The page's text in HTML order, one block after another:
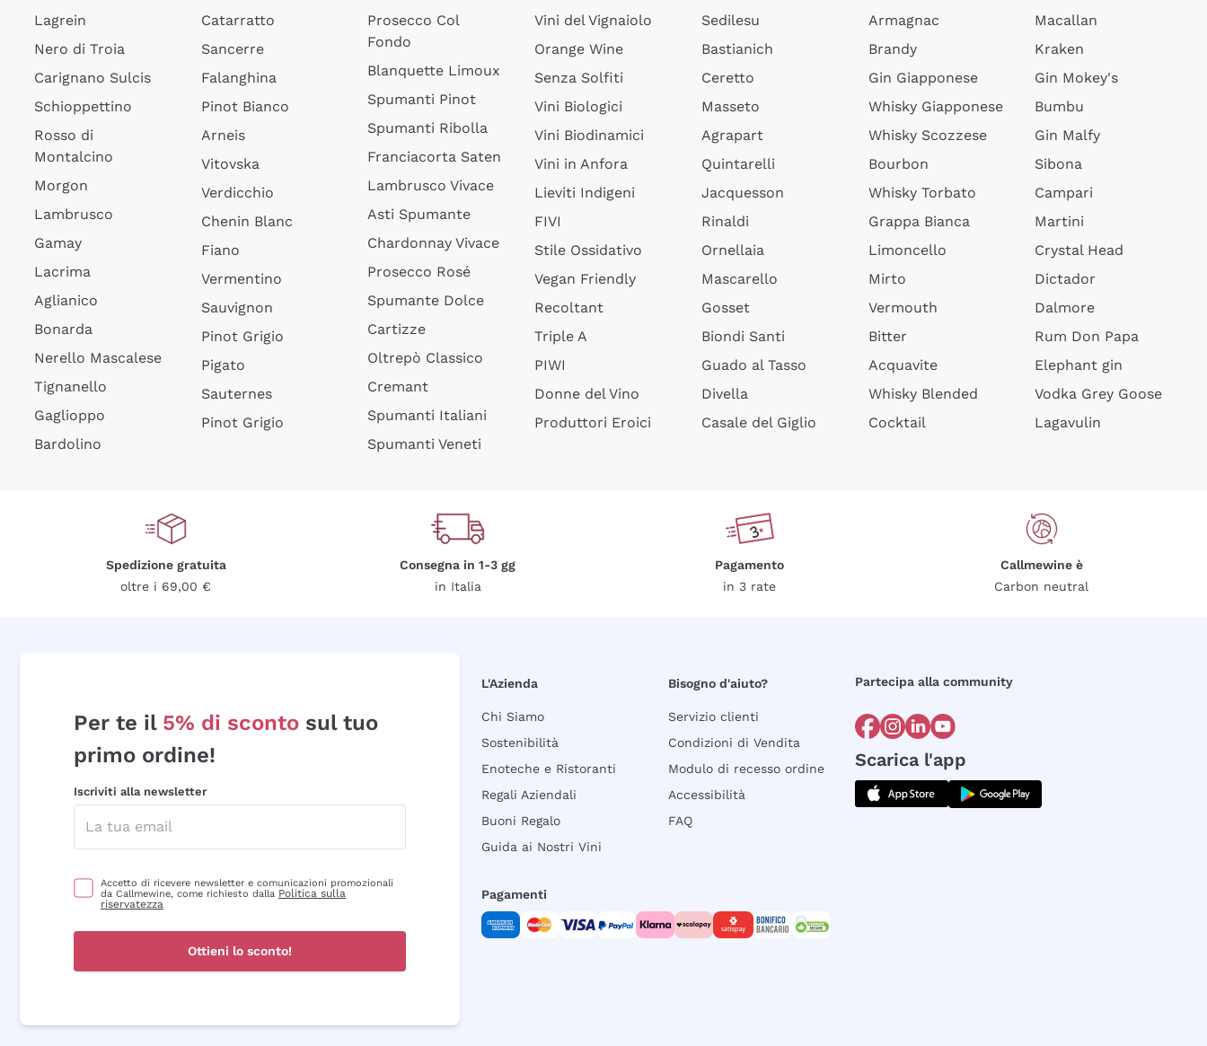
Lagrein
Nero di Troia
Carignano Sulcis
Schioppettino
Rosso di
Montalcino
Morgon
Lambrusco
Gamay
Lacrima
Aglianico
Bonarda
Nerello Mascalese
Tignanello
Gaglioppo
Bardolino
Catarratto
Sancerre
Falanghina
Pinot Bianco
Arneis
Vitovska
Verdicchio
Chenin Blanc
Fiano
Vermentino
Sauvignon
Pinot Grigio
Pigato
Sauternes
Pinot Grigio
Prosecco Col
Fondo
Blanquette Limoux
Spumanti Pinot
Spumanti Ribolla
Franciacorta Saten
Lambrusco Vivace
Asti Spumante
Chardonnay Vivace
Prosecco Rosé
Spumante Dolce
Cartizze
Oltrepò Classico
Cremant
Spumanti Italiani
Spumanti Veneti
Vini del Vignaiolo
Orange Wine
Senza Solfiti
Vini Biologici
Vini Biodinamici
Vini in Anfora
Lieviti Indigeni
FIVI
Stile Ossidativo
Vegan Friendly
Recoltant
Triple A
PIWI
Donne del Vino
Produttori Eroici
Sedilesu
Bastianich
Ceretto
Masseto
Agrapart
Quintarelli
Jacquesson
Rinaldi
Ornellaia
Mascarello
Gosset
Biondi Santi
Guado al Tasso
Divella
Casale del Giglio
Armagnac
Brandy
Gin Giapponese
Whisky Giapponese
Whisky Scozzese
Bourbon
Whisky Torbato
Grappa Bianca
Limoncello
Mirto
Vermouth
Bitter
Acquavite
Whisky Blended
Cocktail
Macallan
Kraken
Gin Mokey's
Bumbu
Gin Malfy
Sibona
Campari
Martini
Crystal Head
Dictador
Dalmore
Rum Don Papa
Elephant gin
Vodka Grey Goose
Lagavulin
Spedizione gratuita
oltre i 69,00 €
Consegna in 1-3 gg
in Italia
Pagamento
in 3 rate
Callmewine è
Carbon neutral
Per te il 5% di sconto sul tuo
primo ordine!
Iscriviti alla newsletter
Accetto di ricevere newsletter e comunicazioni promozionali
da Callmewine, come richiesto dalla Politica sulla
riservatezza
Ottieni lo sconto!
L'Azienda
Chi Siamo
Sostenibilità
Enoteche e Ristoranti
Regali Aziendali
Buoni Regalo
Guida ai Nostri Vini
Bisogno d'aiuto?
Servizio clienti
Condizioni di Vendita
Modulo di recesso ordine
Accessibilità
FAQ
Partecipa alla community
Scarica l'app
Pagamenti